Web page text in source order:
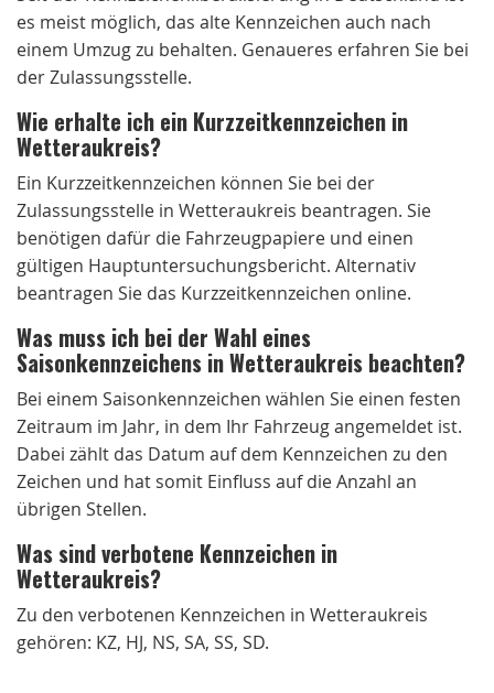
es meist möglich, das alte Kennzeichen auch nach
einem Umzug zu behalten. Genaueres erfahren Sie bei
der Zulassungsstelle.
Wie erhalte ich ein Kurzzeitkennzeichen in
Wetteraukreis?
Ein Kurzzeitkennzeichen können Sie bei der
Zulassungsstelle in Wetteraukreis beantragen. Sie
benötigen dafür die Fahrzeugpapiere und einen
gültigen Hauptuntersuchungsbericht. Alternativ
beantragen Sie das Kurzzeitkennzeichen online.
Was muss ich bei der Wahl eines
Saisonkennzeichens in Wetteraukreis beachten?
Bei einem Saisonkennzeichen wählen Sie einen festen
Zeitraum im Jahr, in dem Ihr Fahrzeug angemeldet ist.
Dabei zählt das Datum auf dem Kennzeichen zu den
Zeichen und hat somit Einfluss auf die Anzahl an
übrigen Stellen.
Was sind verbotene Kennzeichen in
Wetteraukreis?
Zu den verbotenen Kennzeichen in Wetteraukreis
gehören: KZ, HJ, NS, SA, SS, SD.